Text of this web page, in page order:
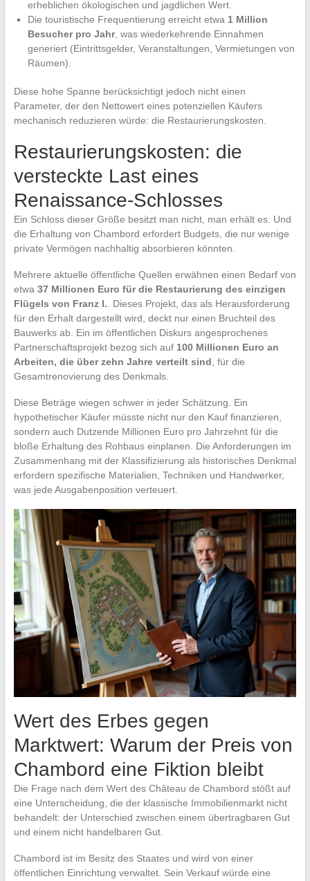
erheblichen ökologischen und jagdlichen Wert.
Die touristische Frequentierung erreicht etwa 1 Million
Besucher pro Jahr, was wiederkehrende Einnahmen
generiert (Eintrittsgelder, Veranstaltungen, Vermietungen von
Räumen).
Diese hohe Spanne berücksichtigt jedoch nicht einen
Parameter, der den Nettowert eines potenziellen Käufers
mechanisch reduzieren würde: die Restaurierungskosten.
Restaurierungskosten: die
versteckte Last eines
Renaissance-Schlosses
Ein Schloss dieser Größe besitzt man nicht, man erhält es. Und
die Erhaltung von Chambord erfordert Budgets, die nur wenige
private Vermögen nachhaltig absorbieren könnten.
Mehrere aktuelle öffentliche Quellen erwähnen einen Bedarf von
etwa 37 Millionen Euro für die Restaurierung des einzigen
Flügels von Franz I. . Dieses Projekt, das als Herausforderung
für den Erhalt dargestellt wird, deckt nur einen Bruchteil des
Bauwerks ab. Ein im öffentlichen Diskurs angesprochenes
Partnerschaftsprojekt bezog sich auf 100 Millionen Euro an
Arbeiten, die über zehn Jahre verteilt sind , für die
Gesamtrenovierung des Denkmals.
Diese Beträge wiegen schwer in jeder Schätzung. Ein
hypothetischer Käufer müsste nicht nur den Kauf finanzieren,
sondern auch Dutzende Millionen Euro pro Jahrzehnt für die
bloße Erhaltung des Rohbaus einplanen. Die Anforderungen im
Zusammenhang mit der Klassifizierung als historisches Denkmal
erfordern spezifische Materialien, Techniken und Handwerker,
was jede Ausgabenposition verteuert.
Wert des Erbes gegen
Marktwert: Warum der Preis von
Chambord eine Fiktion bleibt
Die Frage nach dem Wert des Château de Chambord stößt auf
eine Unterscheidung, die der klassische Immobilienmarkt nicht
behandelt: der Unterschied zwischen einem übertragbaren Gut
und einem nicht handelbaren Gut.
Chambord ist im Besitz des Staates und wird von einer
öffentlichen Einrichtung verwaltet. Sein Verkauf würde eine